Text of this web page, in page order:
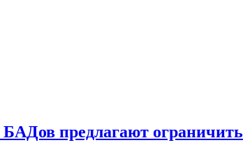
предлагают ограничить